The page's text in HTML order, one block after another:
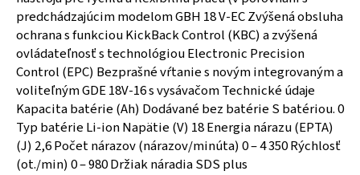
predchádzajúcim modelom GBH 18 V-EC Zvýšená obsluha
ochrana s funkciou KickBack Control (KBC) a zvýšená
ovládateľnosť s technológiou Electronic Precision
Control (EPC) Bezprašné vŕtanie s novým integrovaným a
voliteľným GDE 18V-16 s vysávačom Technické údaje
Kapacita batérie (Ah) Dodávané bez batérie S batériou. 0
Typ batérie Li-ion Napätie (V) 18 Energia nárazu (EPTA)
(J) 2,6 Počet nárazov (nárazov/minúta) 0 – 4 350 Rýchlosť
(ot./min) 0 – 980 Držiak náradia SDS plus